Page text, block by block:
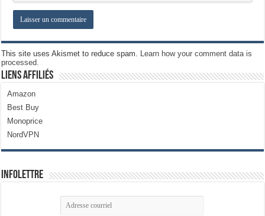
This site uses Akismet to reduce spam. Learn how your comment data is
processed.
Liens Affiliés
Amazon
Best Buy
Monoprice
NordVPN
Infolettre